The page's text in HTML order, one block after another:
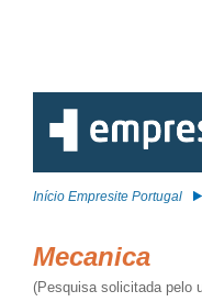
Início Empresite Portugal
Mecanica
(Pesquisa solicitada pelo